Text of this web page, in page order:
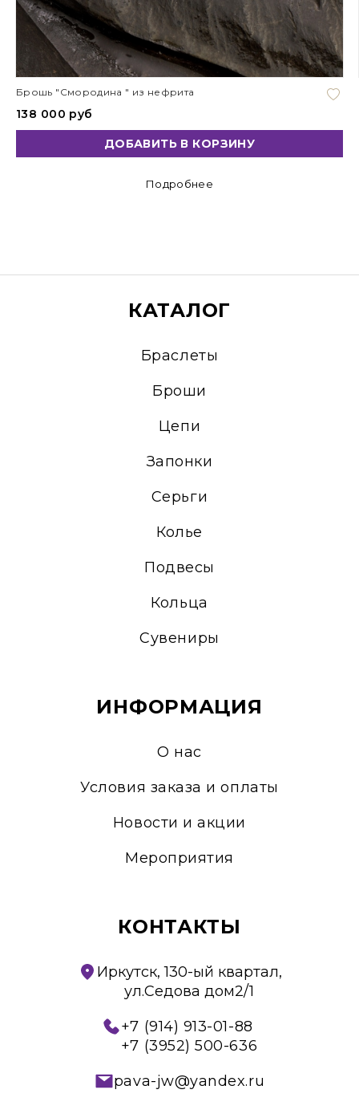
Брошь "Смородина " из нефрита
138 000 руб
ДОБАВИТЬ В КОРЗИНУ
Подробнее
КАТАЛОГ
Браслеты
Броши
Цепи
Запонки
Серьги
Колье
Подвесы
Кольца
Сувениры
ИНФОРМАЦИЯ
О нас
Условия заказа и оплаты
Новости и акции
Мероприятия
КОНТАКТЫ
Иркутск, 130-ый квартал,
ул.Седова дом2/1
+7 (914) 913-01-88
+7 (3952) 500-636
pava-jw@yandex.ru